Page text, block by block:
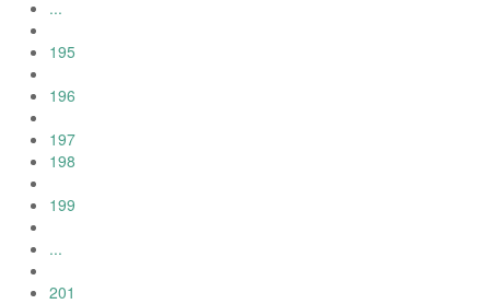
...
195
196
197
198
199
...
201